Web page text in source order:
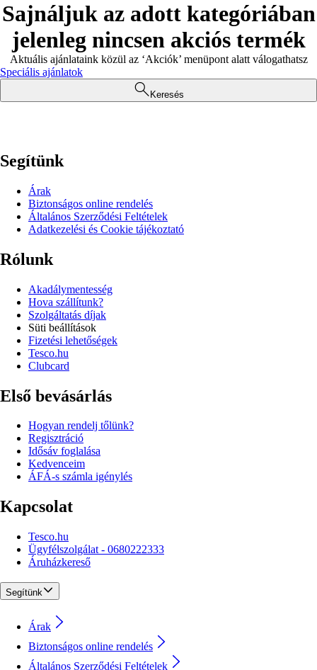
Sajnáljuk az adott kategóriában
jelenleg nincsen akciós termék
Aktuális ajánlataink közül az ‘Akciók’ menüpont alatt válogathatsz
Speciális ajánlatok
Keresés
Segítünk
Árak
Biztonságos online rendelés
Általános Szerződési Feltételek
Adatkezelési és Cookie tájékoztató
Rólunk
Akadálymentesség
Hova szállítunk?
Szolgáltatás díjak
Süti beállítások
Fizetési lehetőségek
Tesco.hu
Clubcard
Első bevásárlás
Hogyan rendelj tőlünk?
Regisztráció
Idősáv foglalása
Kedvenceim
ÁFÁ-s számla igénylés
Kapcsolat
Tesco.hu
Ügyfélszolgálat - 0680222333
Áruházkereső
Segítünk
Árak
Biztonságos online rendelés
Általános Szerződési Feltételek